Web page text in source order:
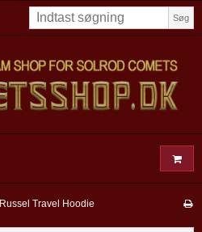
Søg
Russel Travel Hoodie